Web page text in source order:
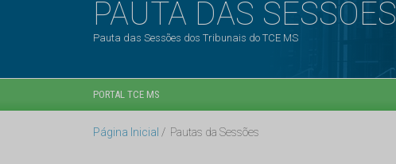
PAUTA DAS SESSÕES
Pauta das Sessões dos Tribunais do TCE MS
PORTAL TCE MS
Página Inicial Pautas da Sessões